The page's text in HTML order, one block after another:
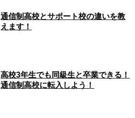
通信制高校とサポート校の違いを教
えます！
高校3年生でも同級生と卒業できる！
通信制高校に転入しよう！